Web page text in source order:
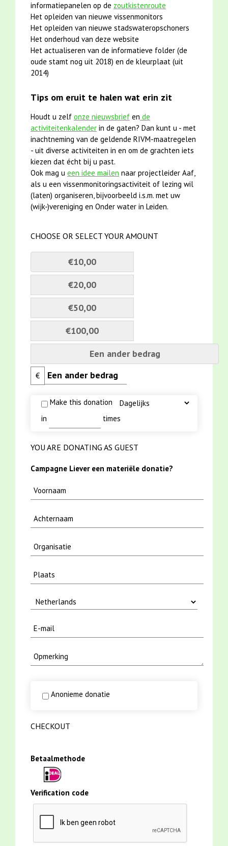
informatiepanelen op de zoutkistenroute
Het opleiden van nieuwe vissenmonitors
Het opleiden van nieuwe stadswateropschoners
Het onderhoud van deze website
Het actualiseren van de informatieve folder (de
oude stamt nog uit 2018) en de kleurplaat (uit
2014)
Tips om eruit te halen wat erin zit
Houdt u zelf onze nieuwsbrief en de
activiteitenkalender in de gaten? Dan kunt u - met
inachtneming van de geldende RIVM-maatregelen
- uit diverse activiteiten in en om de grachten iets
kiezen dat écht bij u past.
Ook mag u een idee mailen naar projectleider Aaf,
als u een vissenmonitoringsactiviteit of lezing wil
(laten) organiseren, bijvoorbeeld i.s.m. met uw
(wijk-)vereniging en Onder water in Leiden.
CHOOSE OR SELECT YOUR AMOUNT
€10,00
€20,00
€50,00
€100,00
Een ander bedrag
€
Make this donation
in
times
YOU ARE DONATING AS GUEST
Campagne Liever een materiële donatie?
Anonieme donatie
CHECKOUT
Betaalmethode
Verification code